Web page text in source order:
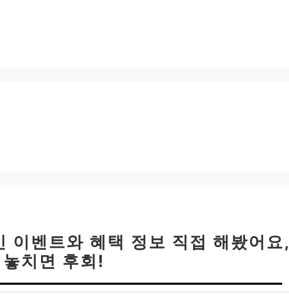
이벤트와 혜택 정보 직접 해봤어요,
놓치면 후회!